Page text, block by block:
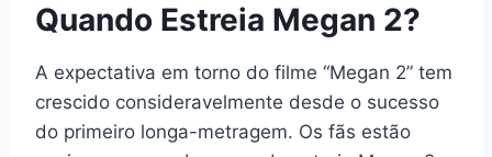
Quando Estreia Megan 2?
A expectativa em torno do filme “Megan 2” tem
crescido consideravelmente desde o sucesso
do primeiro longa-metragem. Os fãs estão